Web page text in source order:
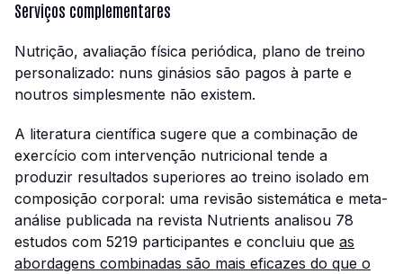
Serviços complementares
Nutrição, avaliação física periódica, plano de treino
personalizado: nuns ginásios são pagos à parte e
noutros simplesmente não existem.
A literatura científica sugere que a combinação de
exercício com intervenção nutricional tende a
produzir resultados superiores ao treino isolado em
composição corporal: uma revisão sistemática e meta-
análise publicada na revista Nutrients analisou 78
estudos com 5219 participantes e concluiu que as
abordagens combinadas são mais eficazes do que o